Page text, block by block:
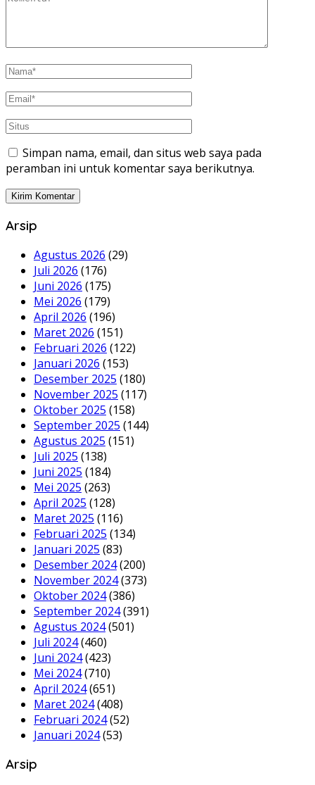
Simpan nama, email, dan situs web saya pada
peramban ini untuk komentar saya berikutnya.
Arsip
Agustus 2026 (29)
Juli 2026 (176)
Juni 2026 (175)
Mei 2026 (179)
April 2026 (196)
Maret 2026 (151)
Februari 2026 (122)
Januari 2026 (153)
Desember 2025 (180)
November 2025 (117)
Oktober 2025 (158)
September 2025 (144)
Agustus 2025 (151)
Juli 2025 (138)
Juni 2025 (184)
Mei 2025 (263)
April 2025 (128)
Maret 2025 (116)
Februari 2025 (134)
Januari 2025 (83)
Desember 2024(200)
November 2024(373)
Oktober 2024(386)
September 2024(391)
Agustus 2024(501)
Juli 2024(460)
Juni 2024(423)
Mei 2024(710)
April 2024(651)
Maret 2024(408)
Februari 2024(52)
Januari 2024(53)
Arsip